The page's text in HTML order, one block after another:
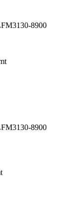
8900
8900